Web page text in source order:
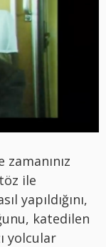
ile
yapıldığını,
katedilen
yolcular